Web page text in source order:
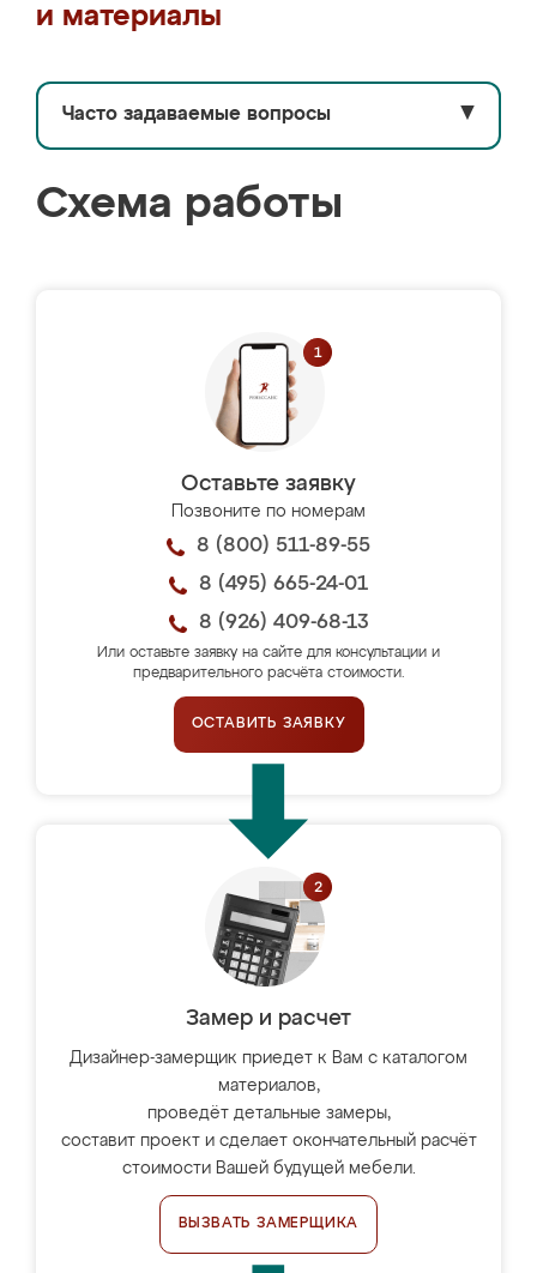
и материалы
Часто задаваемые вопросы ▼
Схема работы
Оставьте заявку
Позвоните по номерам
8 (800) 511-89-55
8 (495) 665-24-01
8 (926) 409-68-13
Или оставьте заявку на сайте для консультации и
предварительного расчёта стоимости.
ОСТАВИТЬ ЗАЯВКУ
Замер и расчет
Дизайнер-замерщик приедет к Вам с каталогом
материалов,
проведёт детальные замеры,
составит проект и сделает окончательный расчёт
стоимости Вашей будущей мебели.
ВЫЗВАТЬ ЗАМЕРЩИКА